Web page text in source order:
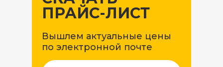
Вышлем актуальные цены
по электронной почте
ПРАЙС-ЛИСТ